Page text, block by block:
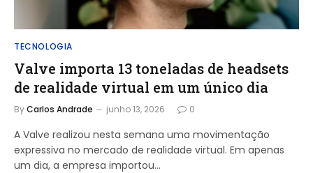
TECNOLOGIA
Valve importa 13 toneladas de headsets
de realidade virtual em um único dia
ByCarlos Andrade junho 13, 2026 0
A Valve realizou nesta semana uma movimentação
expressiva no mercado de realidade virtual. Em apenas
um dia, a empresa importou…